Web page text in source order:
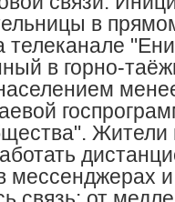
в
в горно-
Жители
мессенджерах